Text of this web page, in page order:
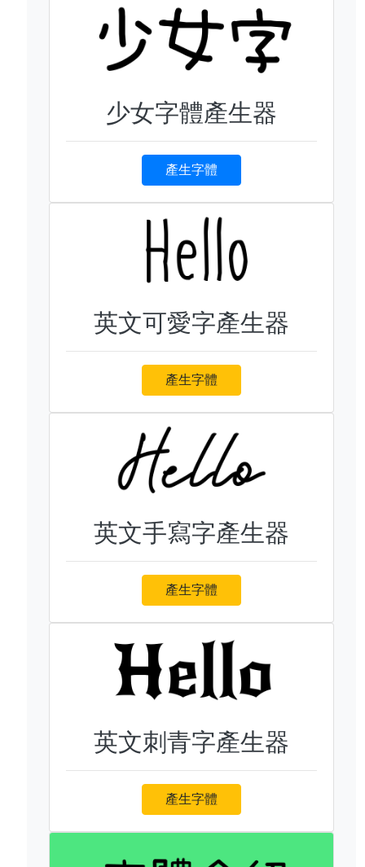
少女字體產生器
產生字體
英文可愛字產生器
產生字體
英文手寫字產生器
產生字體
英文刺青字產生器
產生字體